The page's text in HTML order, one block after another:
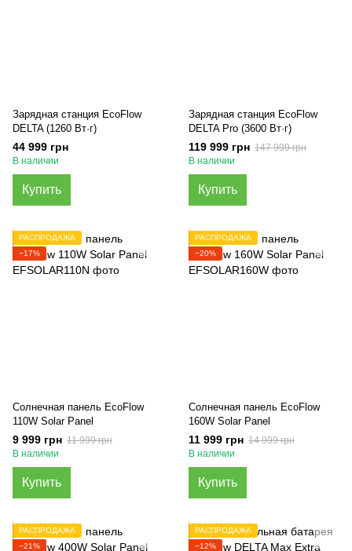
Зарядная станция EcoFlow
DELTA (1260 Вт·г)
44 999 грн
В наличии
Купить
Зарядная станция EcoFlow
DELTA Pro (3600 Вт·г)
119 999 грн 147 999 грн
В наличии
Купить
РАСПРОДАЖА
−17%
Солнечная панель EcoFlow
110W Solar Panel
9 999 грн 11 999 грн
В наличии
Купить
РАСПРОДАЖА
−20%
Солнечная панель EcoFlow
160W Solar Panel
11 999 грн 14 999 грн
В наличии
Купить
РАСПРОДАЖА
−21%
РАСПРОДАЖА
−12%